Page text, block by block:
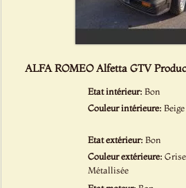
ALFA ROMEO Alfetta GTV
Etat intérieur:Bon
Couleur intérieure:Beige
Etat extérieur:Bon
Couleur extérieure:
Métallisée